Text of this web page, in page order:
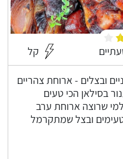
קל
ובצלים - ארוחת צהריים
בסילאן הכי טעים
שרוצה ארוחת ערב
ובצל שמתקרמל